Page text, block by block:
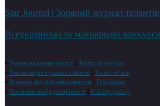
Star Journal | Зоряний журнал талантів
Всеукраїнські та міжнародні
• Умови надання послуг
Terms of service
• Умови користування сайтом
Terms of use
• Відмова від відповідальності
Disclaimer
• Політика конфіденційності Privacy policy